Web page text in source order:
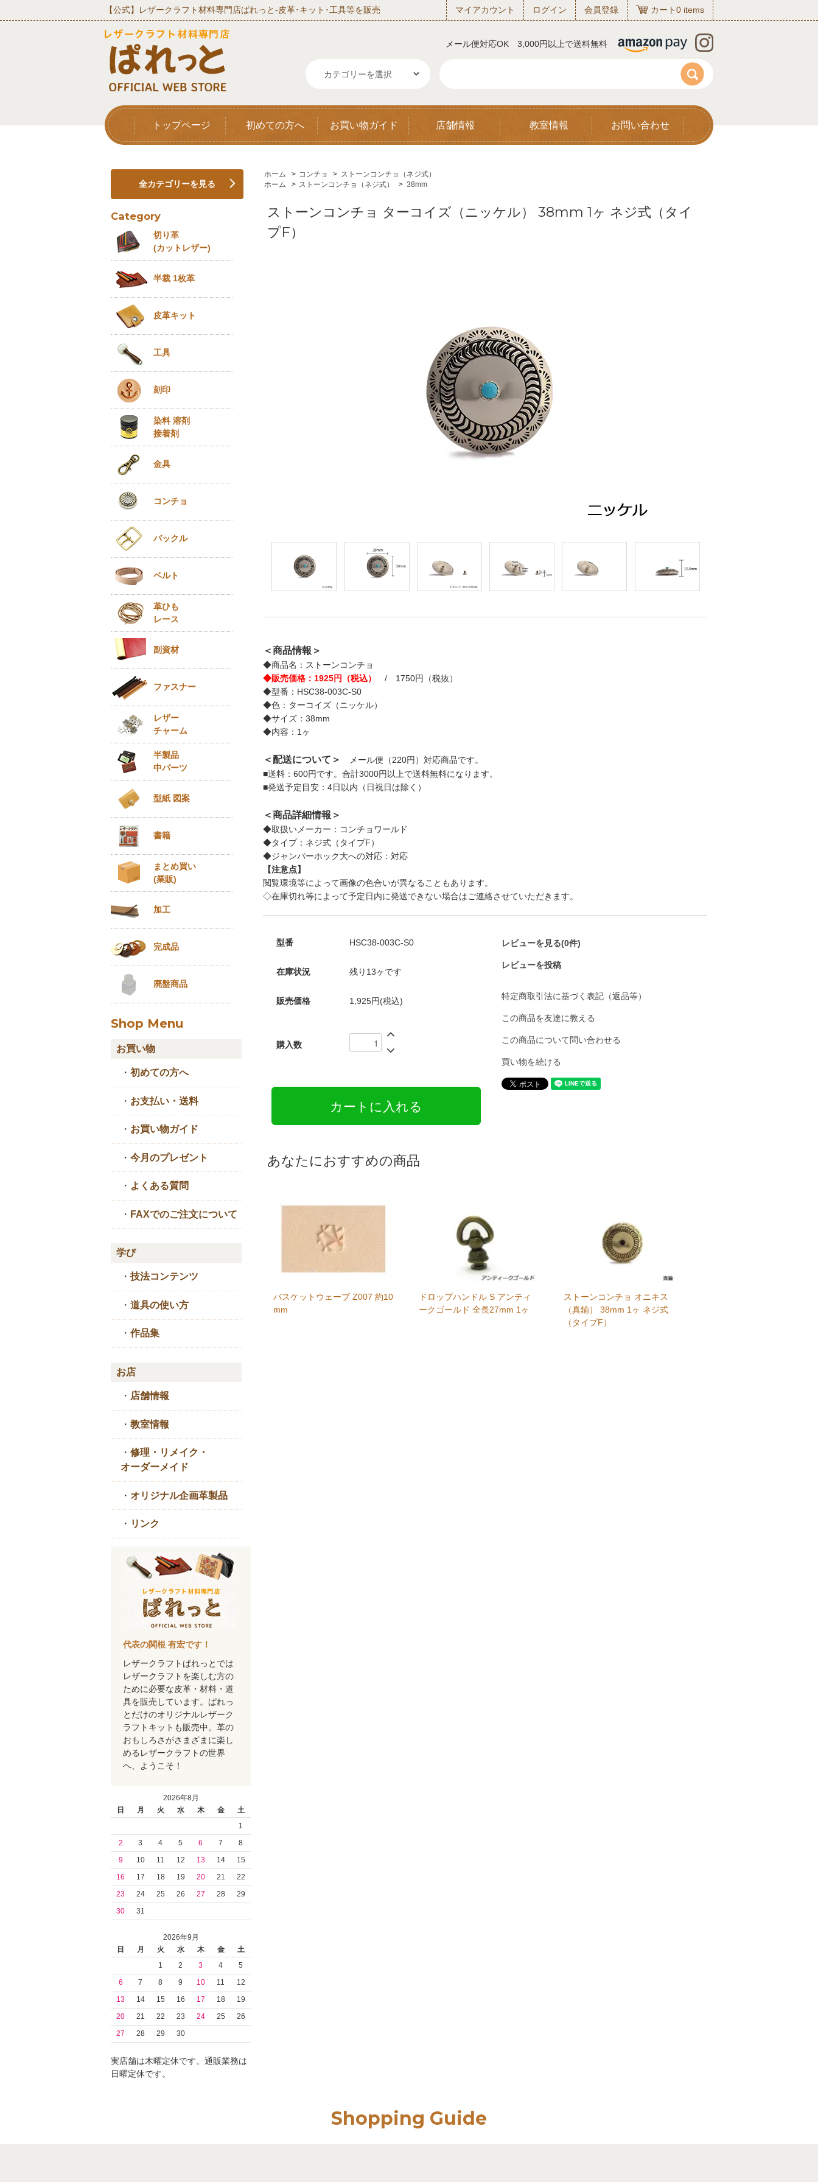
【公式】レザークラフト材料専門店ぱれっと‐皮革･キット･工具等を販売 マイアカウント ログイン 会員登録 カート0 items
メール便対応OK 3,000円以上で送料無料
トップページ 初めての方へ お買い物ガイド 店舗情報 教室情報 お問い合わせ
ホーム > コンチョ > ストーンコンチョ（ネジ式）
ホーム
> ストーンコンチョ（ネジ式） > 38mm
ストーンコンチョ ターコイズ（ニッケル） 38mm 1ヶ ネジ式（タイ
プF）
＜商品情報＞
◆商品名：ストーンコンチョ
◆販売価格：1925円（税込）
/ 1750円（税抜）
◆型番：HSC38-003C-S0
◆色：ターコイズ（ニッケル）
◆サイズ：38mm
◆内容：1ヶ
＜配送について＞
メール便（220円）対応商品です。
■送料：600円です。合計3000円以上で送料無料になります。
■発送予定目安：4日以内（日祝日は除く）
＜商品詳細情報＞
◆取扱いメーカー：コンチョワールド
◆タイプ：ネジ式（タイプF）
◆ジャンパーホック大への対応：対応
【注意点】
閲覧環境等によって画像の色合いが異なることもあります。
◇在庫切れ等によって予定日内に発送できない場合はご連絡させていただきます。
型番 HSC38-003C-S0
在庫状況 残り13ヶです
販売価格 1,925円(税込)
購入数
レビューを見る(0件)
レビューを投稿
特定商取引法に基づく表記（返品等）
この商品を友達に教える
この商品について問い合わせる
買い物を続ける
あなたにおすすめの商品
バスケットウェーブ Z007 約10
mm
ドロップハンドル S アンティ
ークゴールド 全長27mm 1ヶ
ストーンコンチョ オニキス
（真鍮） 38mm 1ヶ ネジ式
（タイプF）
全カテゴリーを見る
Category
切り革
(カットレザー)
半裁 1枚革
皮革キット
工具
刻印
染料 溶剤
接着剤
金具
コンチョ
バックル
ベルト
革ひも
レース
副資材
ファスナー
レザー
チャーム
半製品
中パーツ
型紙 図案
書籍
まとめ買い
(業販)
加工
完成品
廃盤商品
Shop Menu
お買い物
・ 初めての方へ
・ お支払い・送料
・ お買い物ガイド
・ 今月のプレゼント
・ よくある質問
・ FAXでのご注文について
学び
・ 技法コンテンツ
・ 道具の使い方
・ 作品集
お店
・ 店舗情報
・ 教室情報
・ 修理・リメイク・
オーダーメイド
・ オリジナル企画革製品
・ リンク
代表の関根 有宏です！
レザークラフトぱれっとでは
レザークラフトを楽しむ方の
ために必要な皮革・材料・道
具を販売しています。ぱれっ
とだけのオリジナルレザーク
ラフトキットも販売中。革の
おもしろさがさまざまに楽し
めるレザークラフトの世界
へ、ようこそ！
2026年8月
日
月 火 水 木 金
土
1
2
3 4 5 6 7
8
9
10 11 12 13 14
15
16
17 18 19 20 21
22
23
24 25 26 27 28
29
30
31
2026年9月
日
月 火 水 木 金
土
1
2 3 4
5
6
7 8 9 10 11
12
13
14 15 16 17 18
19
20
21 22 23 24 25
26
27
28 29 30
実店舗は木曜定休です。通販業務は
日曜定休です。
Shopping Guide